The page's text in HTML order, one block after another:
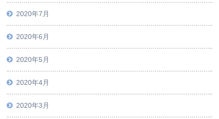
2020年7月
2020年6月
2020年5月
2020年4月
2020年3月